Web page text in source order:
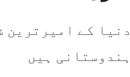
دنیا کے امیرترین
ہندوستانی ہیں